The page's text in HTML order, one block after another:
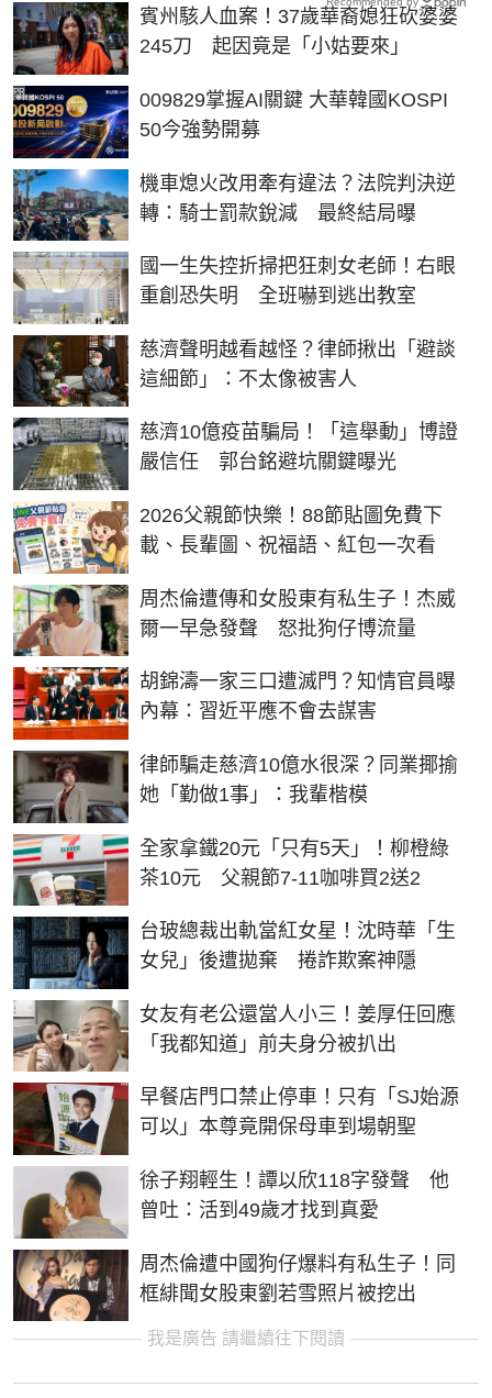
賓州駭人血案！37歲華裔媳狂砍婆婆
245刀 起因竟是「小姑要來」
009829掌握AI關鍵 大華韓國KOSPI
50今強勢開募
PR
機車熄火改用牽有違法？法院判決逆
轉：騎士罰款銳減 最終結局曝
國一生失控折掃把狂刺女老師！右眼
重創恐失明 全班嚇到逃出教室
慈濟聲明越看越怪？律師揪出「避談
這細節」：不太像被害人
慈濟10億疫苗騙局！「這舉動」博證
嚴信任 郭台銘避坑關鍵曝光
2026父親節快樂！88節貼圖免費下
載、長輩圖、祝福語、紅包一次看
周杰倫遭傳和女股東有私生子！杰威
爾一早急發聲 怒批狗仔博流量
胡錦濤一家三口遭滅門？知情官員曝
內幕：習近平應不會去謀害
律師騙走慈濟10億水很深？同業揶揄
她「勤做1事」：我輩楷模
全家拿鐵20元「只有5天」！柳橙綠
茶10元 父親節7-11咖啡買2送2
台玻總裁出軌當紅女星！沈時華「生
女兒」後遭拋棄 捲詐欺案神隱
女友有老公還當人小三！姜厚任回應
「我都知道」前夫身分被扒出
早餐店門口禁止停車！只有「SJ始源
可以」本尊竟開保母車到場朝聖
徐子翔輕生！譚以欣118字發聲 他
曾吐：活到49歲才找到真愛
周杰倫遭中國狗仔爆料有私生子！同
框緋聞女股東劉若雪照片被挖出
我是廣告 請繼續往下閱讀